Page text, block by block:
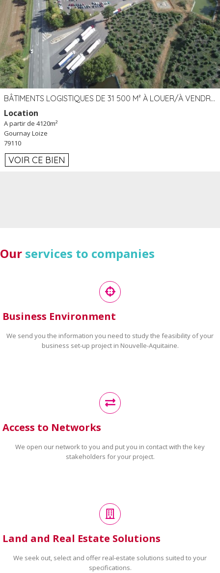
BÂTIMENTS LOGISTIQUES DE 31 500 M² À LOUER/À VENDRE SUR UN SITE DE 17 HA (79)
Location
A partir de 4120m²
Gournay Loize
79110
VOIR CE BIEN
Our services to companies
Business Environment
We send you the information you need to study the feasibility of your
business set-up project in Nouvelle-Aquitaine.
Access to Networks
We open our network to you and put you in contact with the key
stakeholders for your project.
Land and Real Estate Solutions
We seek out, select and offer real-estate solutions suited to your
specifications.